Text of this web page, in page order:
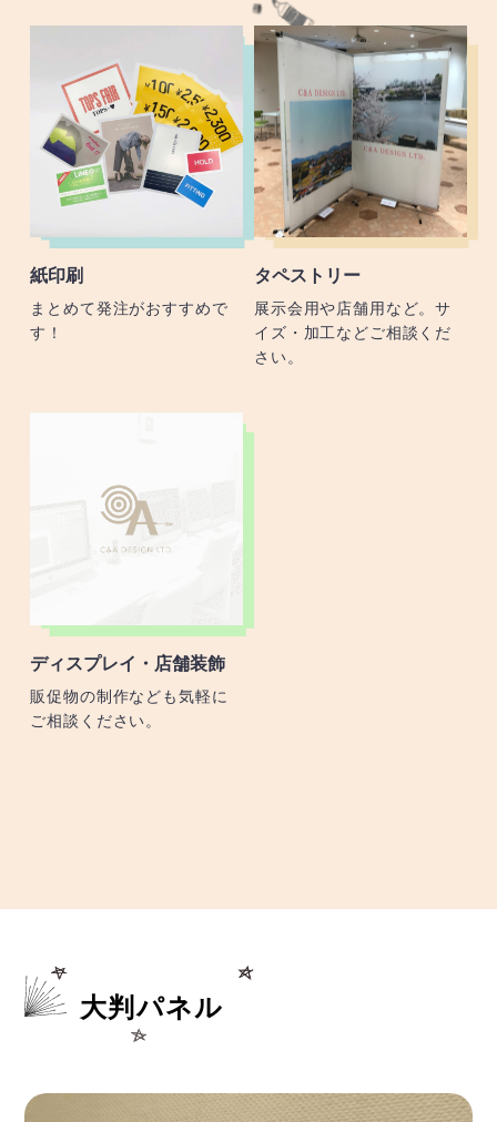
紙印刷
まとめて発注がおすすめで
す！
タペストリー
展示会用や店舗用など。サ
イズ・加工などご相談くだ
さい。
ディスプレイ・店舗装飾
販促物の制作なども気軽に
ご相談ください。
大判パネル